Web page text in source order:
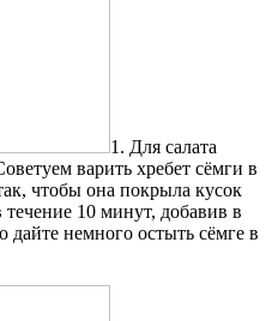
1. Для салата
варить хребет сёмги в
чтобы она покрыла кусок
10 минут, добавив в
дайте немного остыть сёмге в